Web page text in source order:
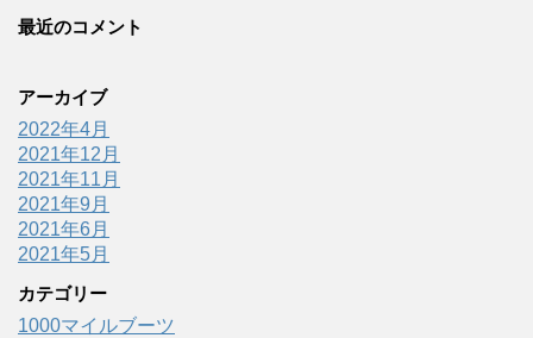
最近のコメント
アーカイブ
2022年4月
2021年12月
2021年11月
2021年9月
2021年6月
2021年5月
カテゴリー
1000マイルブーツ